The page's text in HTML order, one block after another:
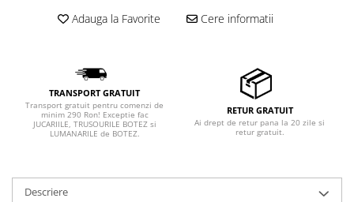
Adauga la Favorite Cere informatii
TRANSPORT GRATUIT
Transport gratuit pentru comenzi de
minim 290 Ron! Exceptie fac
JUCARIILE, TRUSOURILE BOTEZ si
LUMANARILE de BOTEZ.
RETUR GRATUIT
Ai drept de retur pana la 20 zile si
retur gratuit.
Descriere